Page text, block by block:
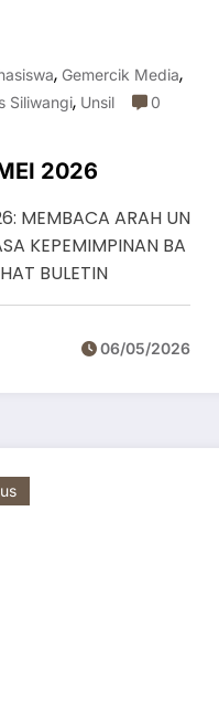
, Gemercik Media,
Siliwangi, Unsil
0
2026
MEMBACA ARAH UN
KEPEMIMPINAN BA
BULETIN
06/05/2026